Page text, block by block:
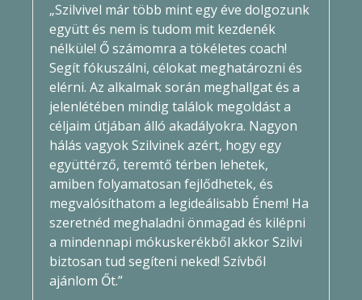
„Szilvivel már több mint egy éve dolgozunk
együtt és nem is tudom mit kezdenék
nélküle! Ő számomra a tökéletes coach!
Segít fókuszálni, célokat meghatározni és
elérni. Az alkalmak során meghallgat és a
jelenlétében mindig találok megoldást a
céljaim útjában álló akadályokra. Nagyon
hálás vagyok Szilvinek azért, hogy egy
együttérző, teremtő térben lehetek,
amiben folyamatosan fejlődhetek, és
megvalósíthatom a legideálisabb Énem! Ha
szeretnéd meghaladni önmagad és kilépni
a mindennapi mókuskerékből akkor Szilvi
biztosan tud segíteni neked! Szívből
ajánlom Őt.”